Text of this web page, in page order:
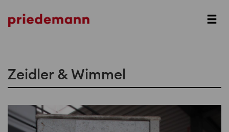
Prev
Zeidler & Wimmel